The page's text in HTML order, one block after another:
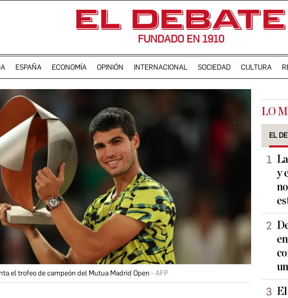
FUNDADO EN 1910
ESPAÑA ECONOMÍA OPINIÓN INTERNACIONAL SOCIEDAD CULTURA
el trofeo de campeón del Mutua Madrid Open AFP
LO
EL
y